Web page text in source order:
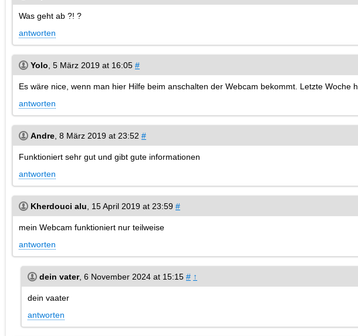
Was geht ab ?! ?
antworten
Yolo 5 März 2019 at 16:05 #
Es wäre nice, wenn man hier Hilfe beim anschalten der Webcam bekommt. Letzte Woche
antworten
Andre 8 März 2019 at 23:52 #
Funktioniert sehr gut und gibt gute informationen
antworten
Kherdouci alu 15 April 2019 at 23:59 #
mein Webcam funktioniert nur teilweise
antworten
dein vater, 6 November 2024 at 15:15 # ↑
dein vaater
antworten